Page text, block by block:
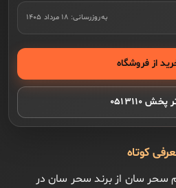
به‌روزرسانی: ۱۸ مرداد ۱۴۰۵
از فروشگاه
۰۵۱۳۱۱۰
کوتاه
پرچرب ۱۰۰۰ گرم سحر سان از برند سحر سان در